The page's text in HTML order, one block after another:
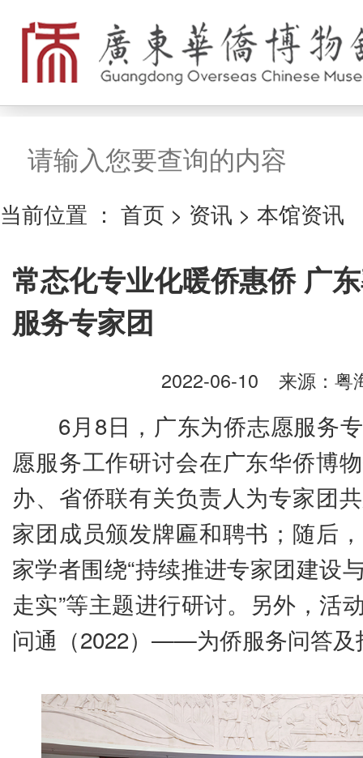
搜索
当前位置 ： 首页 > 资讯 > 本馆资讯
常态化专业化暖侨惠侨 广
服务专家团
2022-06-10 来源：粤
6月8日，广东为侨志愿服务专
愿服务工作研讨会在广东华侨博
办、省侨联有关负责人为专家团
家团成员颁发牌匾和聘书；随后
家学者围绕“持续推进专家团建设
走实”等主题进行研讨。另外，活
问通（2022）——为侨服务问答及